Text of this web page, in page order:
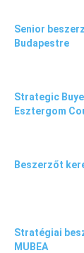
Senior
Budapestre
Strategic
Esztergom
Beszerzőt
Stratégiai
MUBEA